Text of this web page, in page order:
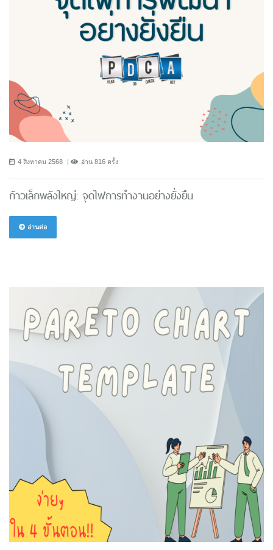
4 สิงหาคม 2568 อ่าน 816 ครั้ง
ก้าวเล็กพลังใหญ่: จุดไฟการทำงานอย่างยั่งยืน
อ่านต่อ